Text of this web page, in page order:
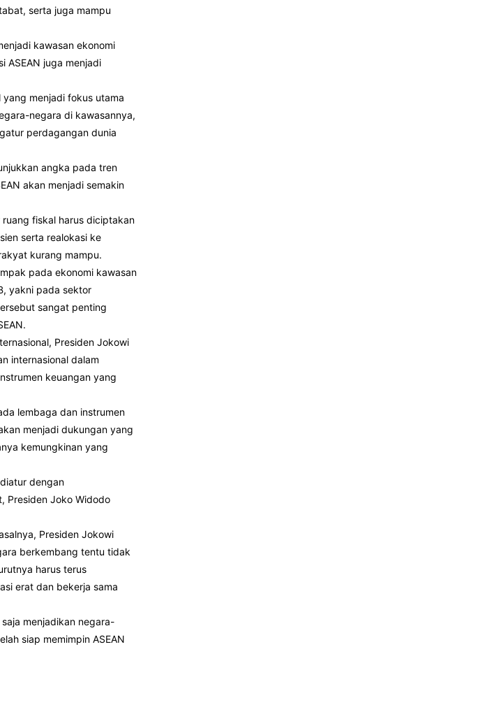
serta juga mampu
kawasan ekonomi
ASEAN juga menjadi
menjadi fokus utama
negara di kawasannya,
perdagangan dunia
angka pada tren
akan menjadi semakin
fiskal harus diciptakan
serta realokasi ke
kurang mampu.
pada ekonomi kawasan
yakni pada sektor
sangat penting
Presiden Jokowi
internasional dalam
keuangan yang
lembaga dan instrumen
menjadi dukungan yang
kemungkinan yang
dengan
Presiden Joko Widodo
Presiden Jokowi
berkembang tentu tidak
harus terus
erat dan bekerja sama
menjadikan negara-
siap memimpin ASEAN